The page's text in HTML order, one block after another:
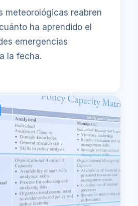
meteorológicas reabren
ha aprendido el
emergencias
la fecha.